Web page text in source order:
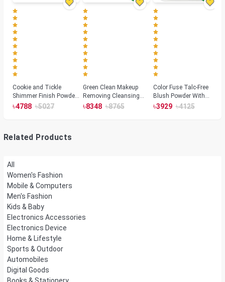
Cookie and Tickle
Shimmer Finish Powder
Highlighters
৳4788 ৳5027
Green Clean Makeup
Removing Cleansing
Balm
৳8348 ৳8765
Color Fuse Talc-Free
Blush Powder With
Fermented Arnica
৳3929 ৳4125
Related Products
All
Women's Fashion
Mobile & Computers
Men's Fashion
Kids & Baby
Electronics Accessories
Electronics Device
Home & Lifestyle
Sports & Outdoor
Automobiles
Digital Goods